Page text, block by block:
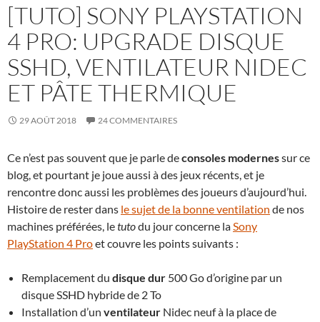
[TUTO] SONY PLAYSTATION
4 PRO: UPGRADE DISQUE
SSHD, VENTILATEUR NIDEC
ET PÂTE THERMIQUE
29 AOÛT 2018 24 COMMENTAIRES
Ce n’est pas souvent que je parle deconsoles modernessur ce
blog, et pourtant je joue aussi à des jeux récents, et je
rencontre donc aussi les problèmes des joueurs d’aujourd’hui.
Histoire de rester dans le sujet de la bonne ventilation de nos
machines préférées, letutodu jour concerne laSony
PlayStation 4 Proet couvre les points suivants :
Remplacement du disque dur 500 Go d’origine par un
disque SSHD hybride de 2 To
Installation d’un ventilateur Nidec neuf à la place de